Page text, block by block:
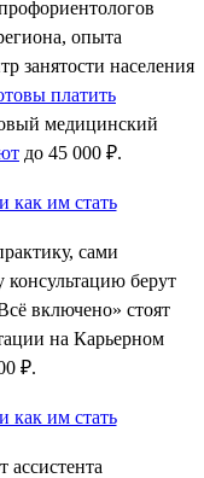
опыта
занятости населения
платить
медицинский
до 45 000 ₽.
сами
консультацию берут
включено» стоят
на Карьерном
₽.